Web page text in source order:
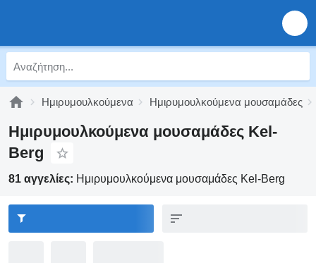
Ημιρυμουλκούμενα Ημιρυμουλκούμενα μουσαμάδες
Ημιρυμουλκούμενα μουσαμάδες Kel-
Berg
81 αγγελίες: Ημιρυμουλκούμενα μουσαμάδες Kel-Berg